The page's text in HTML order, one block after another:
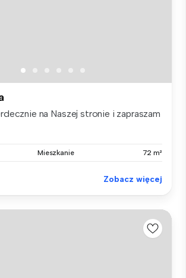
na Naszej stronie i zapraszam
Mieszkanie 72 m²
Zobacz więcej